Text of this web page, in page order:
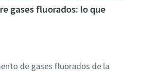
gases fluorados: lo que
de gases fluorados de la